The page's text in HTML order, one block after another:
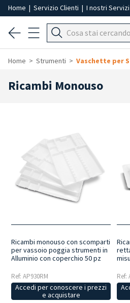
Home | Servizio Clienti | I nostri Servizi
Home Strumenti Vaschette per
Ricambi Monouso
Ricambi monouso con scomparti
per vassoio poggia strumenti in
Alluminio con coperchio 50 pz
Ref: AP930RM
Accedi per conoscere i prezzi
e acquistare
Ref: